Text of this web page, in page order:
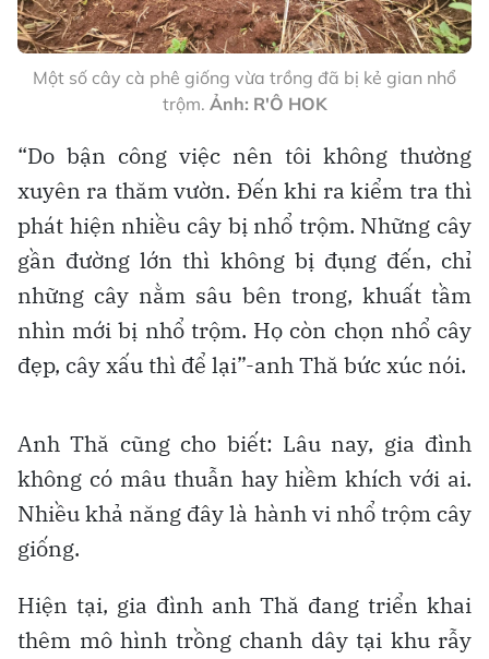
Một số cây cà phê giống vừa trồng đã bị kẻ gian nhổ
trộm. Ảnh: R'Ô HOK
“Do bận công việc nên tôi không thường
xuyên ra thăm vườn. Đến khi ra kiểm tra thì
phát hiện nhiều cây bị nhổ trộm. Những cây
gần đường lớn thì không bị đụng đến, chỉ
những cây nằm sâu bên trong, khuất tầm
nhìn mới bị nhổ trộm. Họ còn chọn nhổ cây
đẹp, cây xấu thì để lại”-anh Thă bức xúc nói.
Anh Thă cũng cho biết: Lâu nay, gia đình
không có mâu thuẫn hay hiềm khích với ai.
Nhiều khả năng đây là hành vi nhổ trộm cây
giống.
Hiện tại, gia đình anh Thă đang triển khai
thêm mô hình trồng chanh dây tại khu rẫy